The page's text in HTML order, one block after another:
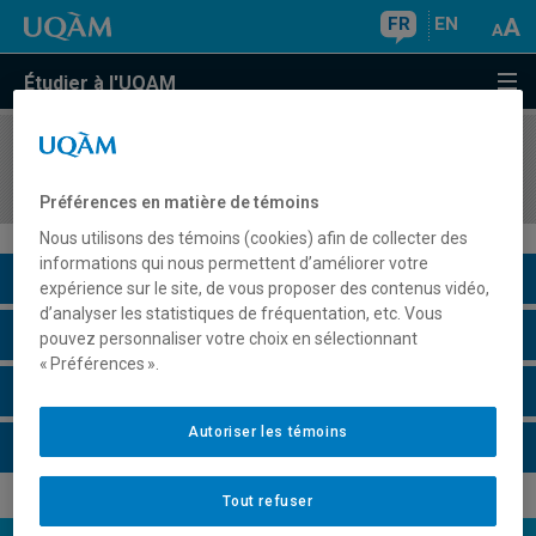
FR EN
Étudier à l'UQAM
COURS//
Description du cours
Horaire - Été 2026
Préférences en matière de témoins
Nous utilisons des témoins (cookies) afin de collecter des
informations qui nous permettent d’améliorer votre
expérience sur le site, de vous proposer des contenus vidéo,
d’analyser les statistiques de fréquentation, etc. Vous
pouvez personnaliser votre choix en sélectionnant
« Préférences ».
Tout refuser
Autoriser les témoins